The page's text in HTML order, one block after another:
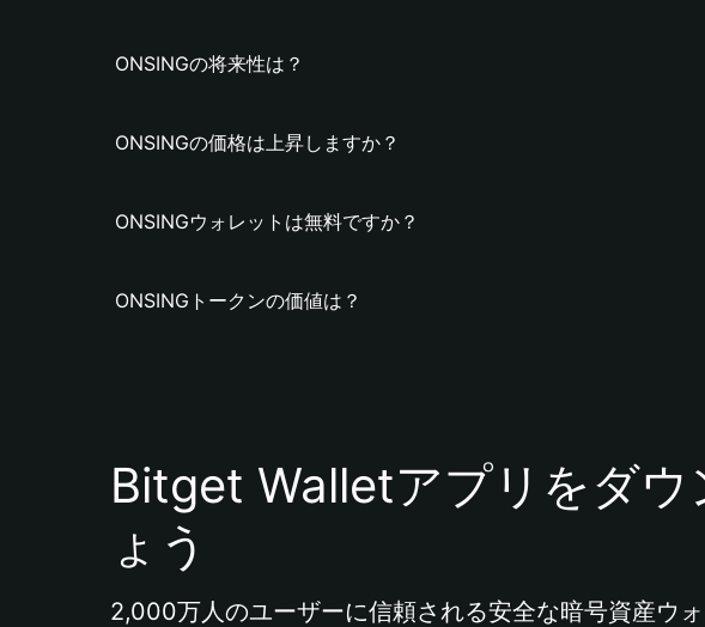
ONSINGの将来性は？
ONSINGの価格は上昇しますか？
ONSINGウォレットは無料ですか？
ONSINGトークンの価値は？
Bitget Walletアプリをダウ
ょう
2,000万人のユーザーに信頼される安全な暗号資産ウォ